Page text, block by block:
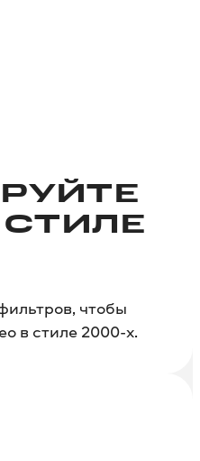
СТИЛЕ
чтобы
в стиле 2000-х.